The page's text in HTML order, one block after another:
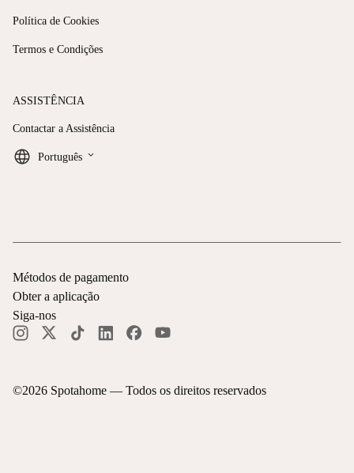
Política de Cookies
Termos e Condições
ASSISTÊNCIA
Contactar a Assistência
Português keyboard_arrow_down
©2026 Spotahome — Todos os direitos reservados
Métodos de pagamento
Obter a aplicação
Siga-nos